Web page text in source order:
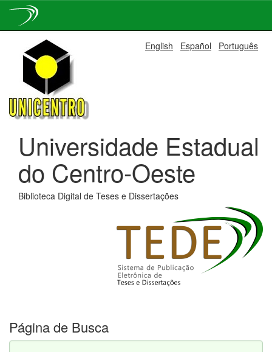
navigation
English Español Português
Universidade Estadual
do Centro-Oeste
Biblioteca Digital de Teses e Dissertações
Página de Busca